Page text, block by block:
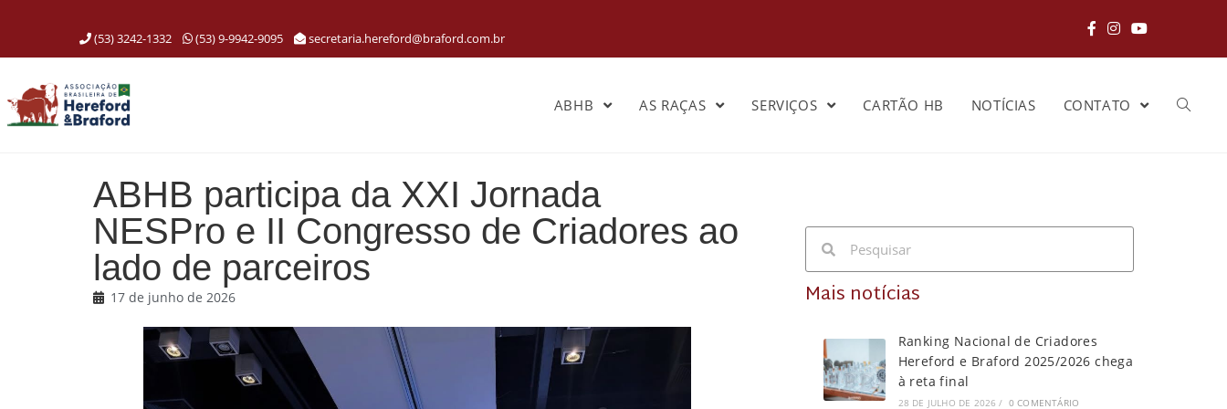
(53) 3242-1332 (53) 9-9942-9095 secretaria.hereford@braford.com.br
ABHB AS RAÇAS SERVIÇOS CARTÃO HB NOTÍCIAS CONTATO
ABHB participa da XXI Jornada
NESPro e II Congresso de Criadores ao
lado de parceiros
17 de junho de 2026 Mais notícias
Ranking Nacional de Criadores
Hereford e Braford 2025/2026 chega
à reta final
28 DE JULHO DE 2026 / 0 COMENTÁRIO